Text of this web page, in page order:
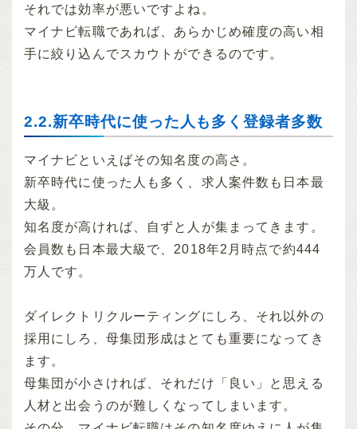
それでは効率が悪いですよね。
マイナビ転職であれば、あらかじめ確度の高い相
手に絞り込んでスカウトができるのです。
2.2.新卒時代に使った人も多く登録者多数
マイナビといえばその知名度の高さ。
新卒時代に使った人も多く、求人案件数も日本最
大級。
知名度が高ければ、自ずと人が集まってきます。
会員数も日本最大級で、2018年2月時点で約444
万人です。
ダイレクトリクルーティングにしろ、それ以外の
採用にしろ、母集団形成はとても重要になってき
ます。
母集団が小さければ、それだけ「良い」と思える
人材と出会うのが難しくなってしまいます。